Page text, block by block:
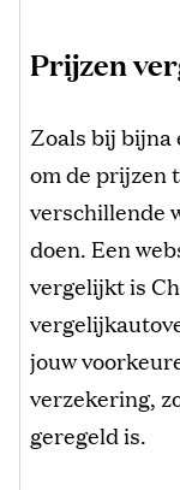
Prijzen
Zoals bij bijna
om de prijzen
verschillende
doen. Een
vergelijkt is
jouw
verzekering,
geregeld is.